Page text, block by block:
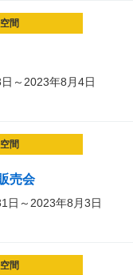
間
～2023年8月4日
間
売会
日～2023年8月3日
間